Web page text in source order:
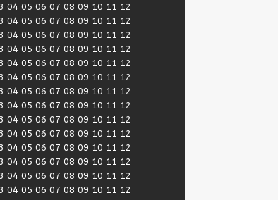
04 05 06 07 08 09 10 11 12
04 05 06 07 08 09 10 11 12
04 05 06 07 08 09 10 11 12
04 05 06 07 08 09 10 11 12
04 05 06 07 08 09 10 11 12
04 05 06 07 08 09 10 11 12
04 05 06 07 08 09 10 11 12
04 05 06 07 08 09 10 11 12
04 05 06 07 08 09 10 11 12
04 05 06 07 08 09 10 11 12
04 05 06 07 08 09 10 11 12
04 05 06 07 08 09 10 11 12
04 05 06 07 08 09 10 11 12
04 05 06 07 08 09 10 11 12